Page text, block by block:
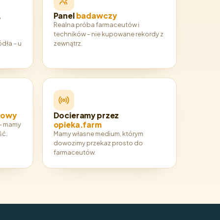
– u
Panel badawczy
Realna próba farmaceutów i
techników – nie kupowane rekordy z
zewnątrz.
mamy
Docieramy przez
opieka.farm
Mamy własne medium, którym
dowozimy przekaz prosto do
farmaceutów.